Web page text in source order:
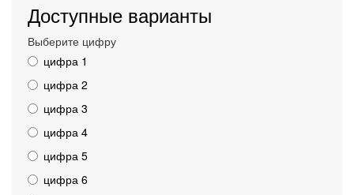
Доступные варианты
Выберите цифру
цифра 1
цифра 2
цифра 3
цифра 4
цифра 5
цифра 6